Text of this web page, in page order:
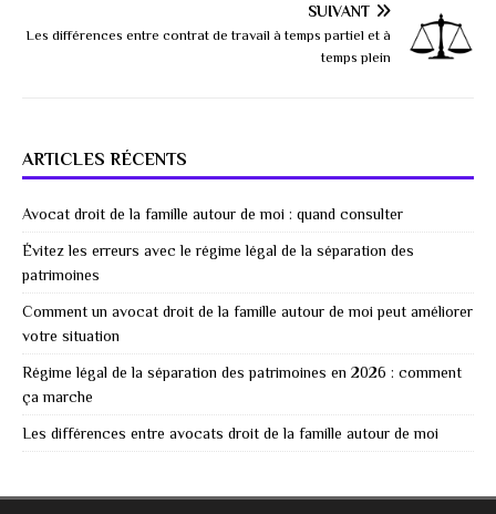
SUIVANT
Les différences entre contrat de travail à temps partiel et à
temps plein
ARTICLES RÉCENTS
Avocat droit de la famille autour de moi : quand consulter
Évitez les erreurs avec le régime légal de la séparation des
patrimoines
Comment un avocat droit de la famille autour de moi peut améliorer
votre situation
Régime légal de la séparation des patrimoines en 2026 : comment
ça marche
Les différences entre avocats droit de la famille autour de moi